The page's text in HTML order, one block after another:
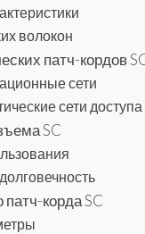
волокон
патч-кордов
сети
сети
SC
корда SC